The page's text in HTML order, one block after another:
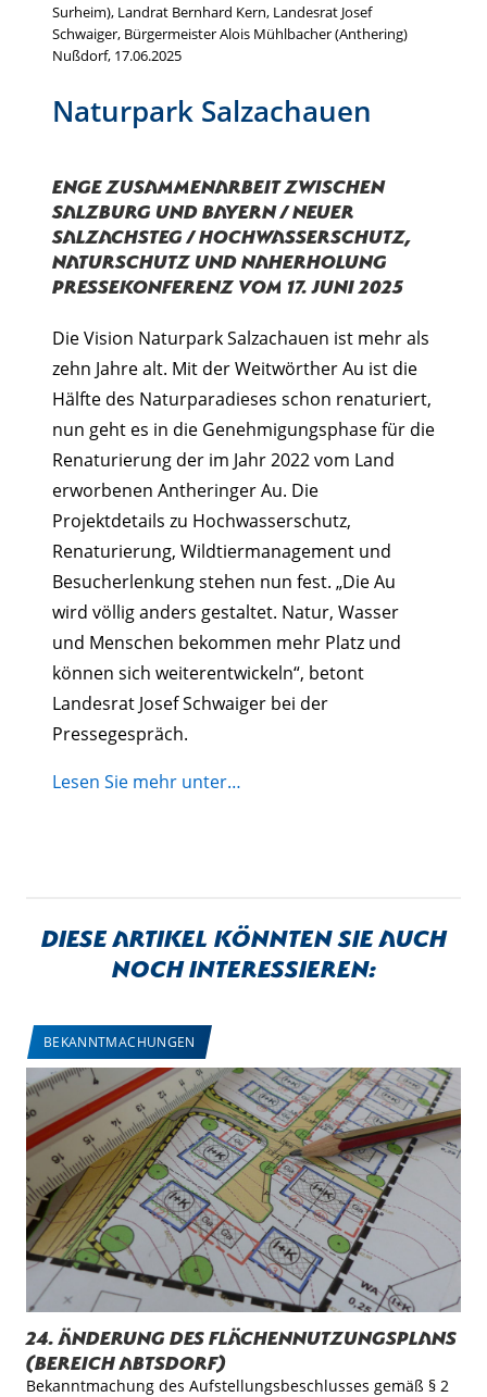
Surheim), Landrat Bernhard Kern, Landesrat Josef
Schwaiger, Bürgermeister Alois Mühlbacher (Anthering)
Nußdorf, 17.06.2025
Naturpark Salzachauen
Enge Zusammenarbeit zwischen
Salzburg und Bayern / Neuer
Salzachsteg / Hochwasserschutz,
Naturschutz und Naherholung
Pressekonferenz vom 17. Juni 2025
Die Vision Naturpark Salzachauen ist mehr als
zehn Jahre alt. Mit der Weitwörther Au ist die
Hälfte des Naturparadieses schon renaturiert,
nun geht es in die Genehmigungsphase für die
Renaturierung der im Jahr 2022 vom Land
erworbenen Antheringer Au. Die
Projektdetails zu Hochwasserschutz,
Renaturierung, Wildtiermanagement und
Besucherlenkung stehen nun fest. „Die Au
wird völlig anders gestaltet. Natur, Wasser
und Menschen bekommen mehr Platz und
können sich weiterentwickeln“, betont
Landesrat Josef Schwaiger bei der
Pressegespräch.
Lesen Sie mehr unter…
Diese Artikel könnten sie auch
noch interessieren:
BEKANNTMACHUNGEN
24. Änderung des Flächennutzungsplans
(Bereich Abtsdorf)
Bekanntmachung des Aufstellungsbeschlusses gemäß § 2